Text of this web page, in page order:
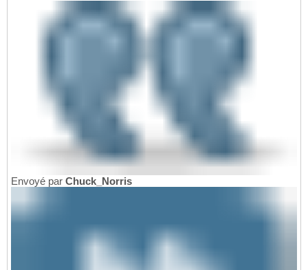
Envoyé par Chuck_Norris